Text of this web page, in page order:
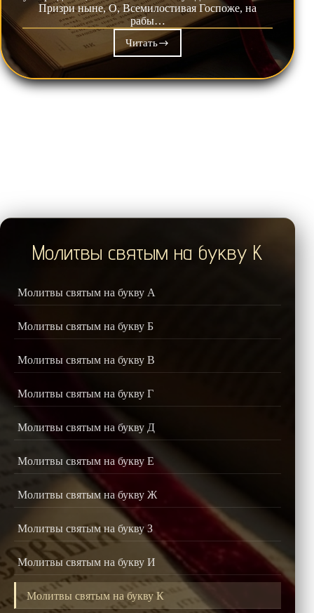
Призри ныне, О, Всемилостивая Госпоже, на
рабы…
ЧитатьМолитва
Пресвятой
Богородице
Молитвы святым на букву К
Молитвы святым на букву А
Молитвы святым на букву Б
Молитвы святым на букву В
Молитвы святым на букву Г
Молитвы святым на букву Д
Молитвы святым на букву Е
Молитвы святым на букву Ж
Молитвы святым на букву З
Молитвы святым на букву И
Молитвы святым на букву К